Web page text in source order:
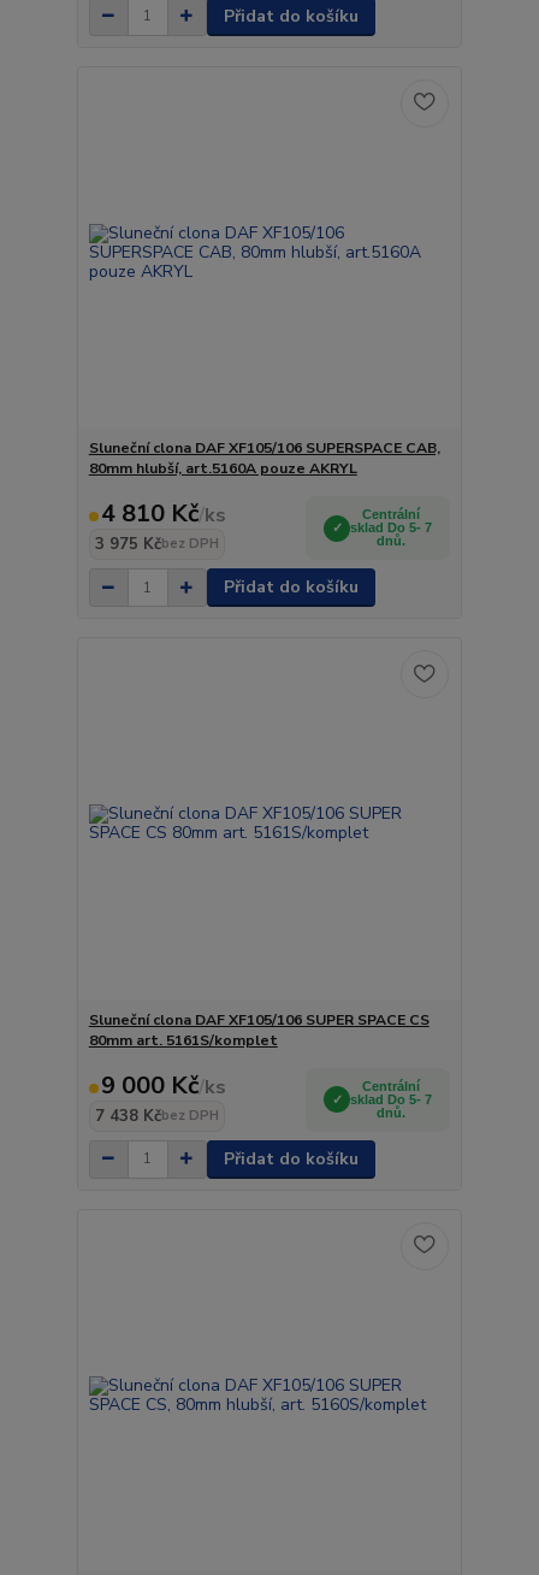
Přidat do košíku
Sluneční clona DAF XF105/106 SUPERSPACE CAB,
80mm hlubší, art.5160A pouze AKRYL
4 810 Kč/ks
3 975 Kčbez DPH
Centrální
sklad Do 5- 7
dnů.
Přidat do košíku
Sluneční clona DAF XF105/106 SUPER SPACE CS
80mm art. 5161S/komplet
9 000 Kč/ks
7 438 Kčbez DPH
Centrální
sklad Do 5- 7
dnů.
Přidat do košíku